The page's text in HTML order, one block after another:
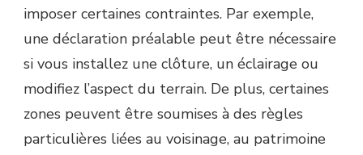
imposer certaines contraintes. Par exemple,
une déclaration préalable peut être nécessaire
si vous installez une clôture, un éclairage ou
modifiez l’aspect du terrain. De plus, certaines
zones peuvent être soumises à des règles
particulières liées au voisinage, au patrimoine